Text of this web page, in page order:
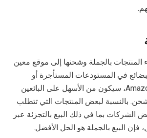
بالجملة وشحنها إلى موقع معين
في المستودعات المستأجرة أو
مستودعات Amazon FBA، سيكون من الأسهل على البائعين
بالنسبة لبعض المنتجات التي تتطلب
الشركات بما في ذلك البيع بالتجزئة عبر
فإن البيع بالجملة هو الحل الأفضل.